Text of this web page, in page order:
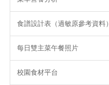
食譜設計表（過敏原參考資料）
每日雙主菜午餐照片
校園食材平台